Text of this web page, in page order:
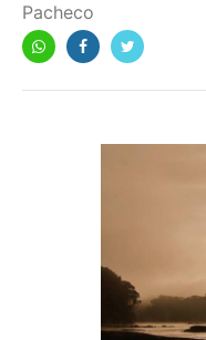
Pacheco